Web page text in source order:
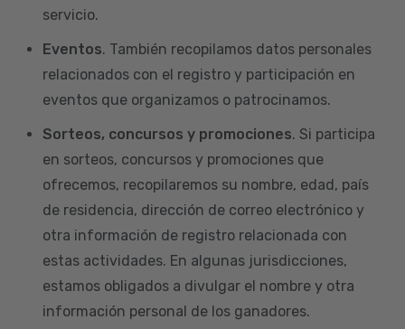
servicio.
Eventos. También recopilamos datos personales
relacionados con el registro y participación en
eventos que organizamos o patrocinamos.
Sorteos, concursos y promociones. Si participa
en sorteos, concursos y promociones que
ofrecemos, recopilaremos su nombre, edad, país
de residencia, dirección de correo electrónico y
otra información de registro relacionada con
estas actividades. En algunas jurisdicciones,
estamos obligados a divulgar el nombre y otra
información personal de los ganadores.